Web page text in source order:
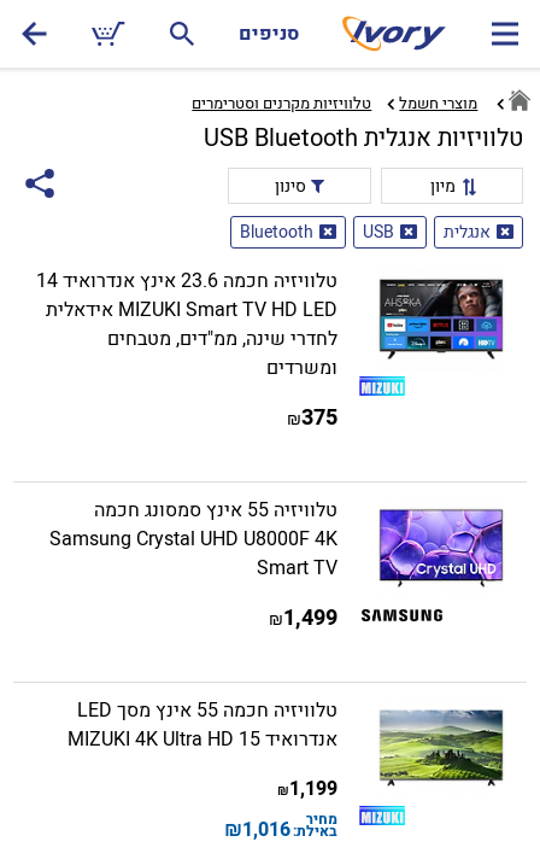
סניפים
מוצרי חשמל טלוויזיות מקרנים וסטרימרים‏
טלוויזיות אנגלית USB Bluetooth
מיון
סינון
אנגלית
USB
Bluetooth
טלוויזיה חכמה 23.6 אינץ אנדרואיד 14
MIZUKI Smart TV HD LED אידאלית
לחדרי שינה, ממ"דים, מטבחים
ומשרדים
375
₪
טלוויזיה 55 אינץ סמסונג חכמה
Samsung Crystal UHD U8000F 4K
Smart TV
1,499
₪
טלוויזיה חכמה 55 אינץ מסך LED
אנדרואיד 15 MIZUKI 4K Ultra HD
1,199
₪
מחיר
באילת:1,016
₪